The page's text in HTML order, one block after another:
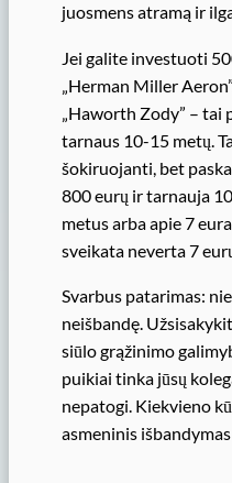
juosmens atramą ir
Jei galite investuoti
„Herman Miller
„Haworth Zody” –
tarnaus 10-15 metų.
šokiruojanti, bet
800 eurų ir tarnauja
metus arba apie 7
sveikata neverta 7
Svarbus patarimas:
neišbandę.
siūlo grąžinimo
puikiai tinka jūsų
nepatogi. Kiekvieno
asmeninis